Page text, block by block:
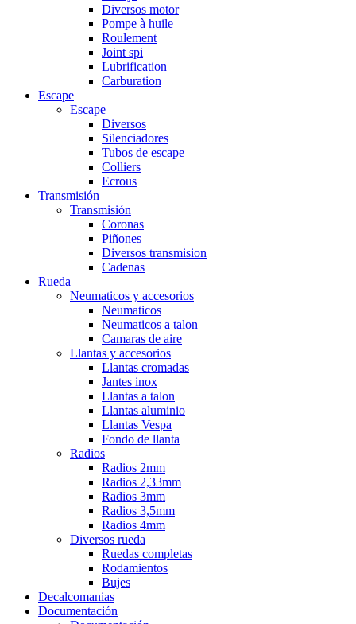
Diversos motor
Pompe à huile
Roulement
Joint spi
Lubrification
Carburation
Escape
Escape
Diversos
Silenciadores
Tubos de escape
Colliers
Ecrous
Transmisión
Transmisión
Coronas
Piñones
Diversos transmision
Cadenas
Rueda
Neumaticos y accesorios
Neumaticos
Neumaticos a talon
Camaras de aire
Llantas y accesorios
Llantas cromadas
Jantes inox
Llantas a talon
Llantas aluminio
Llantas Vespa
Fondo de llanta
Radios
Radios 2mm
Radios 2,33mm
Radios 3mm
Radios 3,5mm
Radios 4mm
Diversos rueda
Ruedas completas
Rodamientos
Bujes
Decalcomanias
Documentación